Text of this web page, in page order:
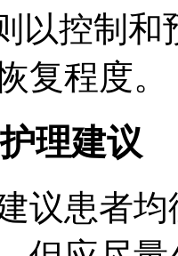
以控制
复程度。
理建议
议患者